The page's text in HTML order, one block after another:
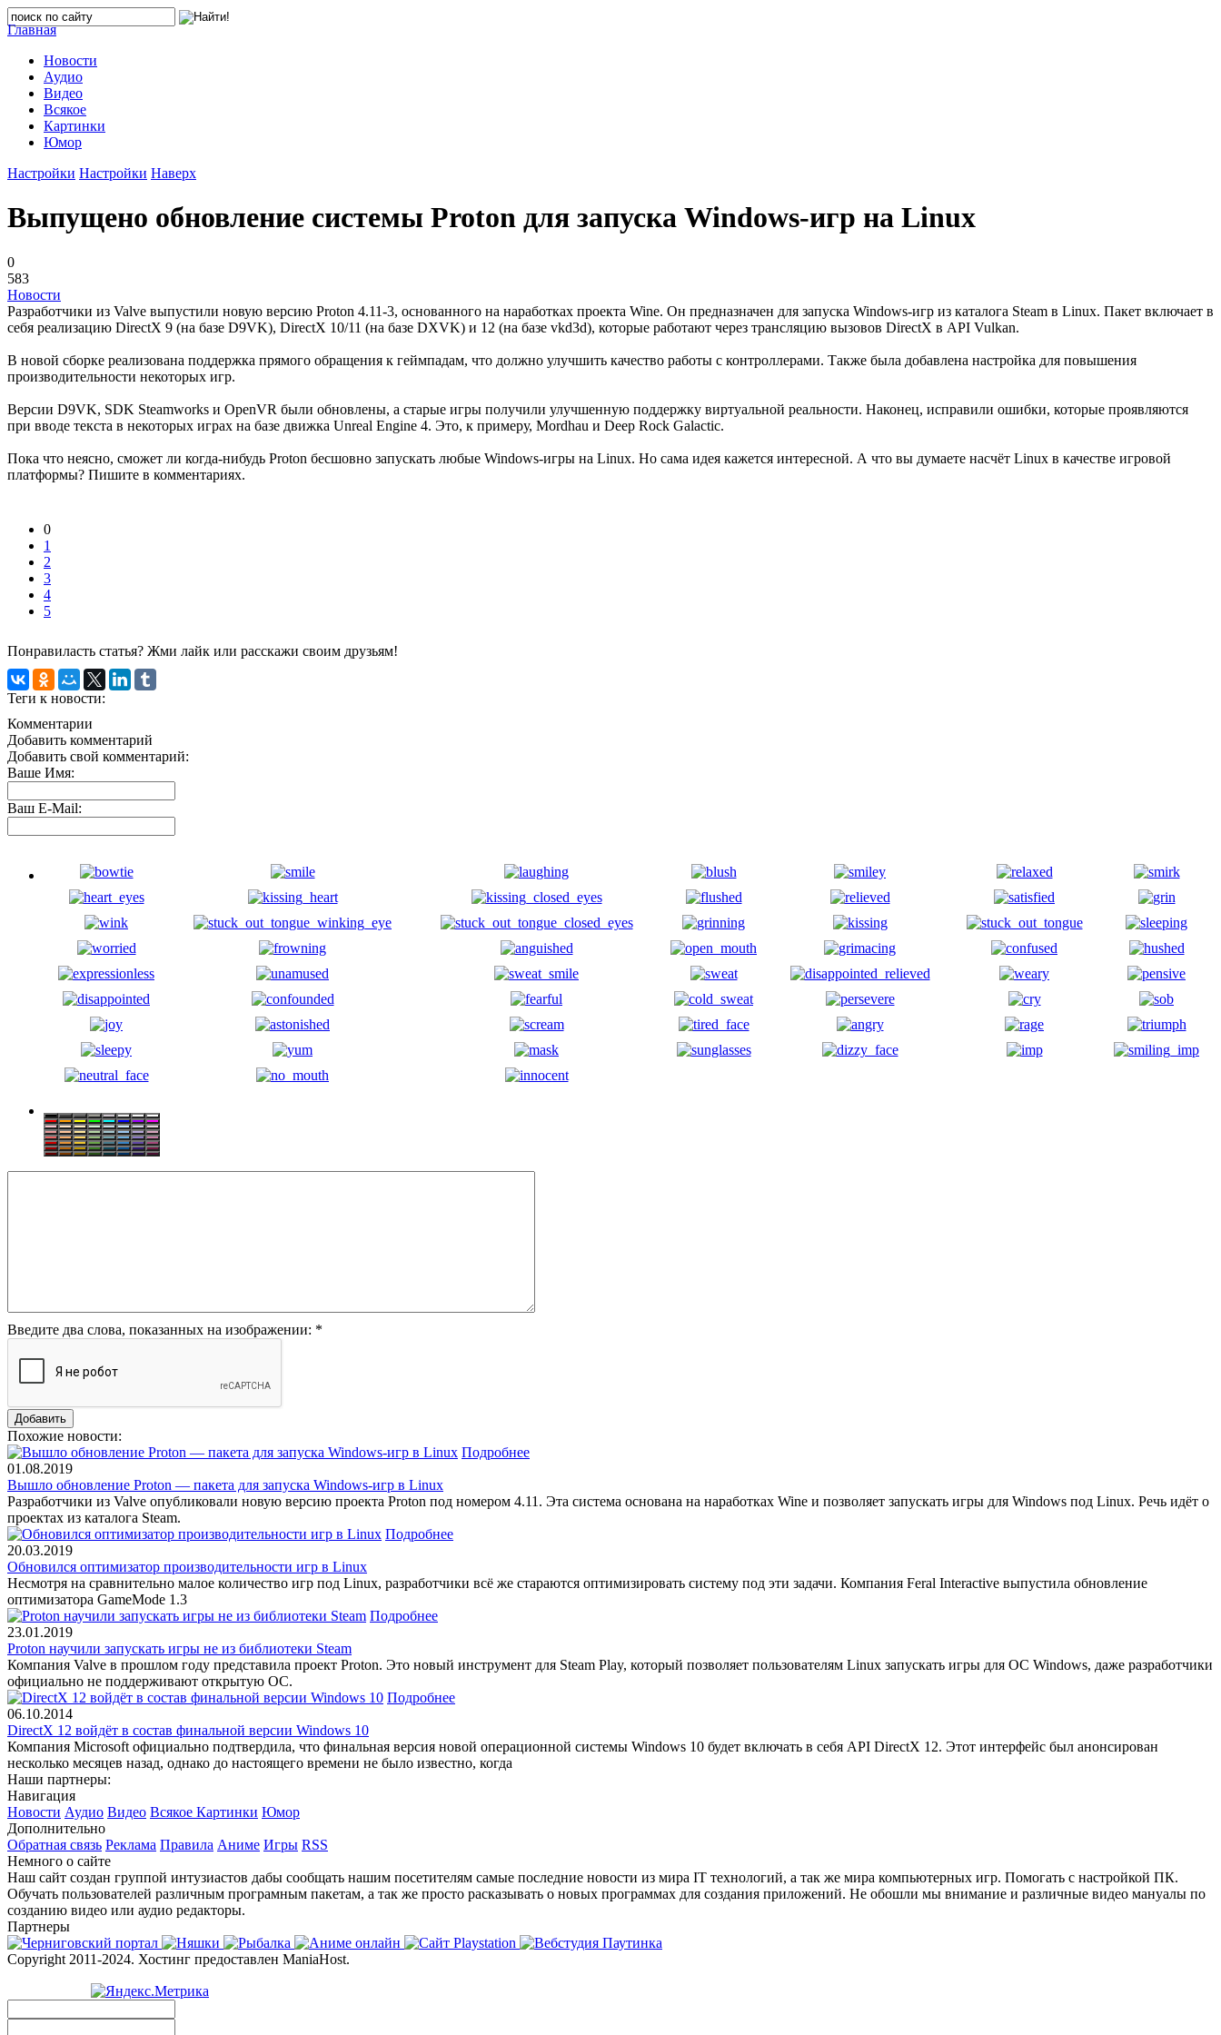
Главная
Новости
Аудио
Видео
Всякое
Картинки
Юмор
Настройки Настройки Наверх
Выпущено обновление системы Proton для запуска Windows-игр на Linux
0
583
Новости
Разработчики из Valve выпустили новую версию Proton 4.11-3, основанного на наработках проекта Wine. Он предназначен для запуска Windows-игр из каталога Steam в Linux. Пакет включает в
себя реализацию DirectX 9 (на базе D9VK), DirectX 10/11 (на базе DXVK) и 12 (на базе vkd3d), которые работают через трансляцию вызовов DirectX в API Vulkan.
В новой сборке реализована поддержка прямого обращения к геймпадам, что должно улучшить качество работы с контроллерами. Также была добавлена настройка для повышения
производительности некоторых игр.
Версии D9VK, SDK Steamworks и OpenVR были обновлены, а старые игры получили улучшенную поддержку виртуальной реальности. Наконец, исправили ошибки, которые проявляются
при вводе текста в некоторых играх на базе движка Unreal Engine 4. Это, к примеру, Mordhau и Deep Rock Galactic.
Пока что неясно, сможет ли когда-нибудь Proton бесшовно запускать любые Windows-игры на Linux. Но сама идея кажется интересной. А что вы думаете насчёт Linux в качестве игровой
платформы? Пишите в комментариях.
0
1
2
3
4
5
Понравиласть статья? Жми лайк или расскажи своим друзьям!
Теги к новости:
Комментарии
Добавить комментарий
Добавить свой комментарий:
Ваше Имя:
Ваш E-Mail:
Введите два слова, показанных на изображении: *
Похожие новости:
Подробнее
01.08.2019
Вышло обновление Proton — пакета для запуска Windows-игр в Linux
Разработчики из Valve опубликовали новую версию проекта Proton под номером 4.11. Эта система основана на наработках Wine и позволяет запускать игры для Windows под Linux. Речь идёт о
проектах из каталога Steam.
Подробнее
20.03.2019
Обновился оптимизатор производительности игр в Linux
Несмотря на сравнительно малое количество игр под Linux, разработчики всё же стараются оптимизировать систему под эти задачи. Компания Feral Interactive выпустила обновление
оптимизатора GameMode 1.3
Подробнее
23.01.2019
Proton научили запускать игры не из библиотеки Steam
Компания Valve в прошлом году представила проект Proton. Это новый инструмент для Steam Play, который позволяет пользователям Linux запускать игры для ОС Windows, даже разработчики
официально не поддерживают открытую ОС.
Подробнее
06.10.2014
DirectX 12 войдёт в состав финальной версии Windows 10
Компания Microsoft официально подтвердила, что финальная версия новой операционной системы Windows 10 будет включать в себя API DirectX 12. Этот интерфейс был анонсирован
несколько месяцев назад, однако до настоящего времени не было известно, когда
Наши партнеры:
Навигация
Новости Аудио Видео Всякое Картинки Юмор
Дополнительно
Обратная связь Реклама Правила Аниме Игры RSS
Немного о сайте
Наш сайт создан группой интузиастов дабы сообщать нашим посетителям самые последние новости из мира IT технологий, а так же мира компьютерных игр. Помогать с настройкой ПК.
Обучать пользователей различным програмным пакетам, а так же просто расказывать о новых программах для создания приложений. Не обошли мы внимание и различные видео мануалы по
созданию видео или аудио редакторы.
Партнеры
Copyright 2011-2024. Хостинг предоставлен ManiaHost.